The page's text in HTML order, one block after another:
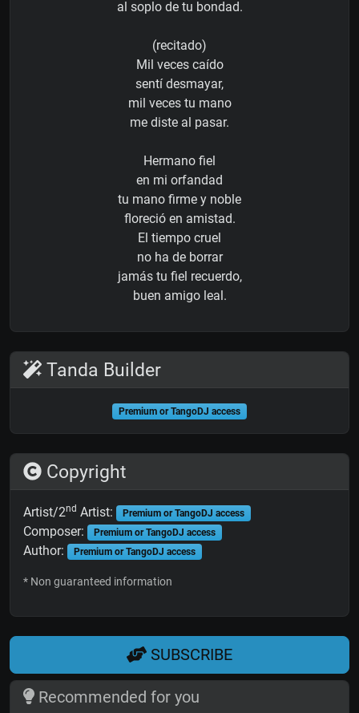
al soplo de tu bondad.
(recitado)
Mil veces caído
sentí desmayar,
mil veces tu mano
me diste al pasar.
Hermano fiel
en mi orfandad
tu mano firme y noble
floreció en amistad.
El tiempo cruel
no ha de borrar
jamás tu fiel recuerdo,
buen amigo leal.
Tanda Builder
Premium or TangoDJ access
Copyright
Artist/2nd Artist: Premium or TangoDJ access
Composer: Premium or TangoDJ access
Author: Premium or TangoDJ access
* Non guaranteed information
SUBSCRIBE
Recommended for you